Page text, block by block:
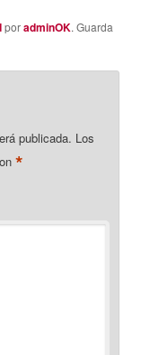
poradminOK. Guarda
publicada. Los
*